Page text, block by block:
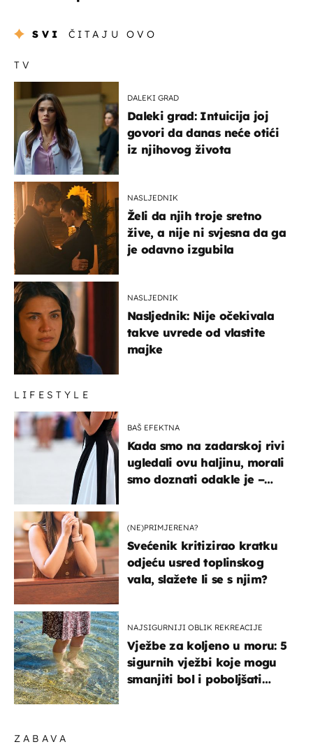
SVI ČITAJU OVO
ZABAVA
TV
DALEKI GRAD
Daleki grad: Intuicija joj
govori da danas neće otići
iz njihovog života
NASLJEDNIK
Želi da njih troje sretno
žive, a nije ni svjesna da ga
je odavno izgubila
NASLJEDNIK
Nasljednik: Nije očekivala
takve uvrede od vlastite
majke
LIFESTYLE
BAŠ EFEKTNA
Kada smo na zadarskoj rivi
ugledali ovu haljinu, morali
smo doznati odakle je –
(NE)PRIMJERENA?
Svećenik kritizirao kratku
odjeću usred toplinskog
vala, slažete li se s njim?
NAJSIGURNIJI OBLIK REKREACIJE
Vježbe za koljeno u moru: 5
sigurnih vježbi koje mogu
smanjiti bol i poboljšati